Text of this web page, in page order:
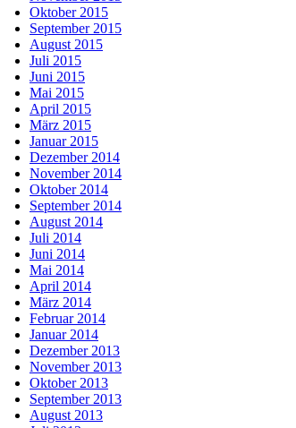
Oktober 2015
September 2015
August 2015
Juli 2015
Juni 2015
Mai 2015
April 2015
März 2015
Januar 2015
Dezember 2014
November 2014
Oktober 2014
September 2014
August 2014
Juli 2014
Juni 2014
Mai 2014
April 2014
März 2014
Februar 2014
Januar 2014
Dezember 2013
November 2013
Oktober 2013
September 2013
August 2013